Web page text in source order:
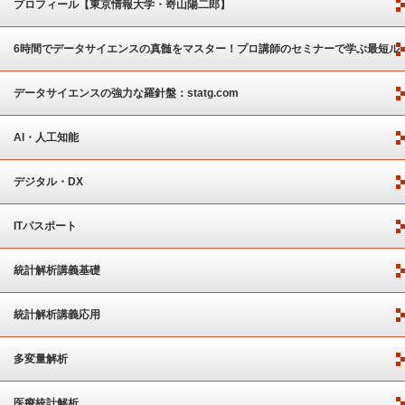
プロフィール【東京情報大学・嵜山陽二郎】
6時間でデータサイエンスの真髄をマスター！プロ講師のセミナーで学ぶ最短ル
ート
データサイエンスの強力な羅針盤：statg.com
AI・人工知能
デジタル・DX
ITパスポート
統計解析講義基礎
統計解析講義応用
多変量解析